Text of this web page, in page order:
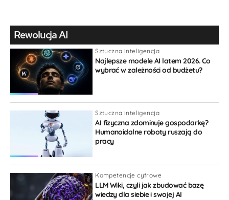
Gość
Rewolucja AI
Sztuczna inteligencja
Najlepsze modele AI latem 2026. Co
wybrać w zależności od budżetu?
Sztuczna inteligencja
AI fizyczna zdominuje gospodarkę?
Humanoidalne roboty ruszają do
pracy
Kompetencje cyfrowe
LLM Wiki, czyli jak zbudować bazę
wiedzy dla siebie i swojej AI